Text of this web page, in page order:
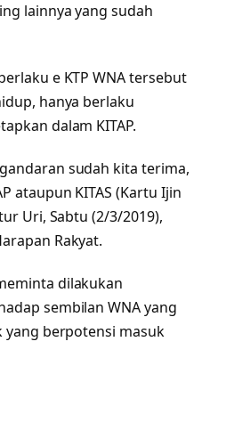
lainnya yang sudah
e KTP WNA tersebut
hanya berlaku
dalam KITAP.
sudah kita terima,
ataupun KITAS (Kartu Ijin
Uri, Sabtu (2/3/2019),
Rakyat.
dilakukan
sembilan WNA yang
yang berpotensi masuk